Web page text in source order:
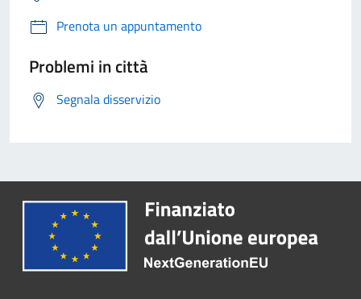
Prenota un appuntamento
Problemi in città
Segnala disservizio